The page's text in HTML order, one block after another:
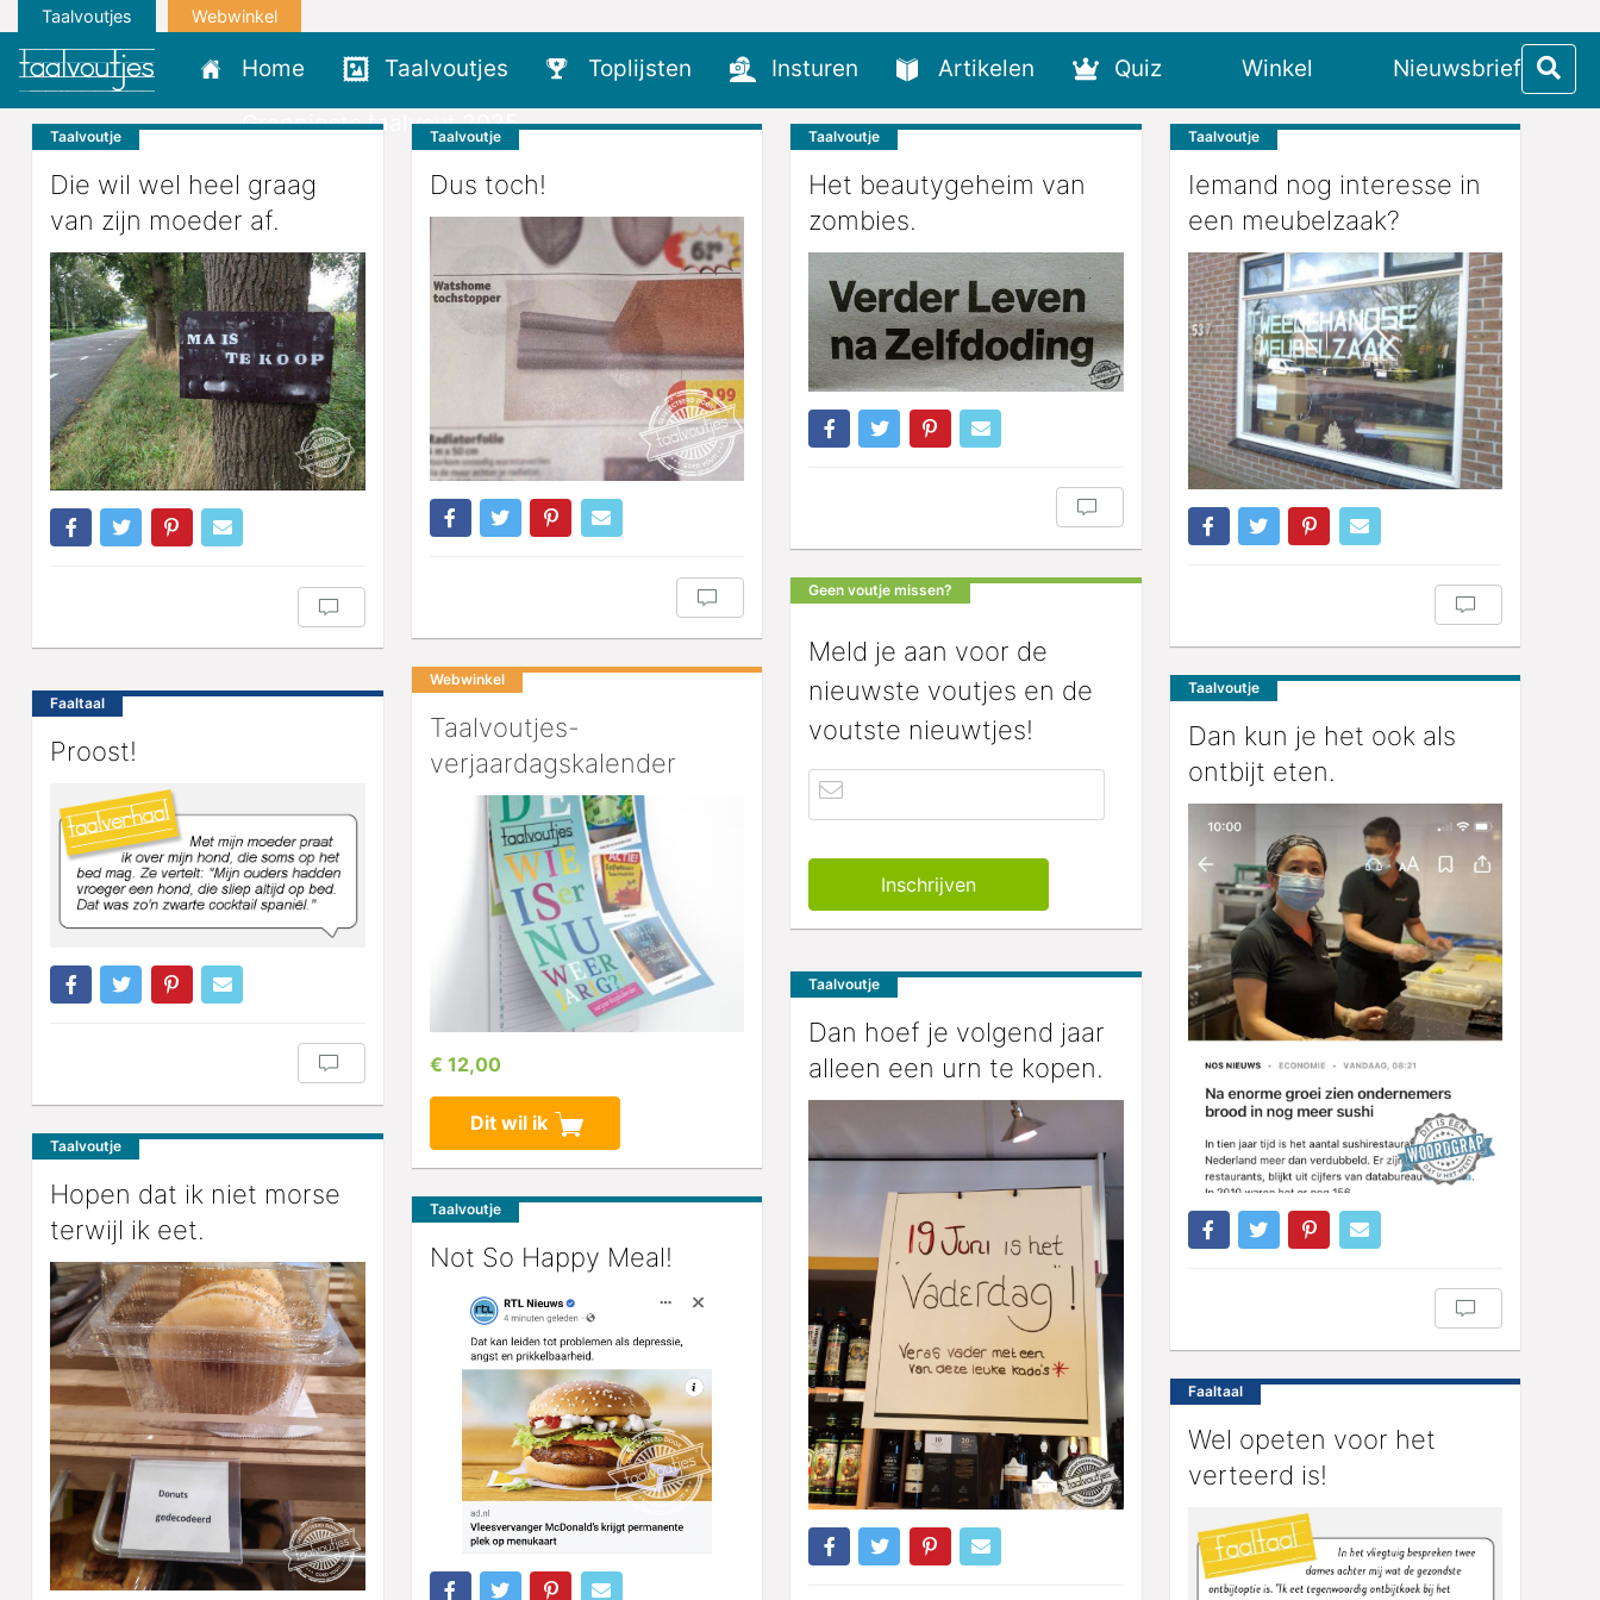
Taalvoutjes Webwinkel
Home Taalvoutjes Toplijsten Insturen Artikelen Quiz Winkel
Nieuwsbrief
Grappigste taalvout 2025
Taalvoutje
Die wil wel heel graag
van zijn moeder af.
Taalvoutje
Dus toch!
Taalvoutje
Het beautygeheim van
zombies.
Taalvoutje
Iemand nog interesse in
een meubelzaak?
Geen voutje missen?
Meld je aan voor de
nieuwste voutjes en de
voutste nieuwtjes!
Webwinkel
Taalvoutjes-
verjaardagskalender
€ 12,00
Dit wil ik
Taalvoutje
Dan kun je het ook als
ontbijt eten.
Faaltaal
Proost!
Taalvoutje
Dan hoef je volgend jaar
alleen een urn te kopen.
Taalvoutje
Hopen dat ik niet morse
terwijl ik eet.
Taalvoutje
Not So Happy Meal!
Faaltaal
Wel opeten voor het
verteerd is!